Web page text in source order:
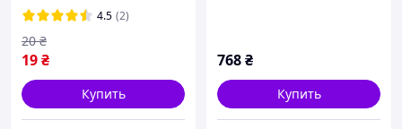
4.5 (2)
19₴
20 ₴
Купить
768₴
Купить